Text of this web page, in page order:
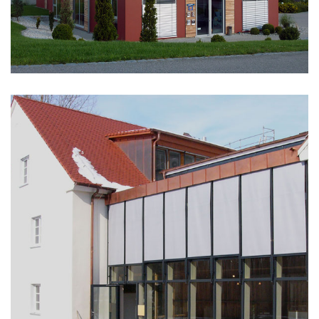
GESCHÄFTSHÄUSER, OBJEKTBAU
Bürohaus Minderleinsmühle